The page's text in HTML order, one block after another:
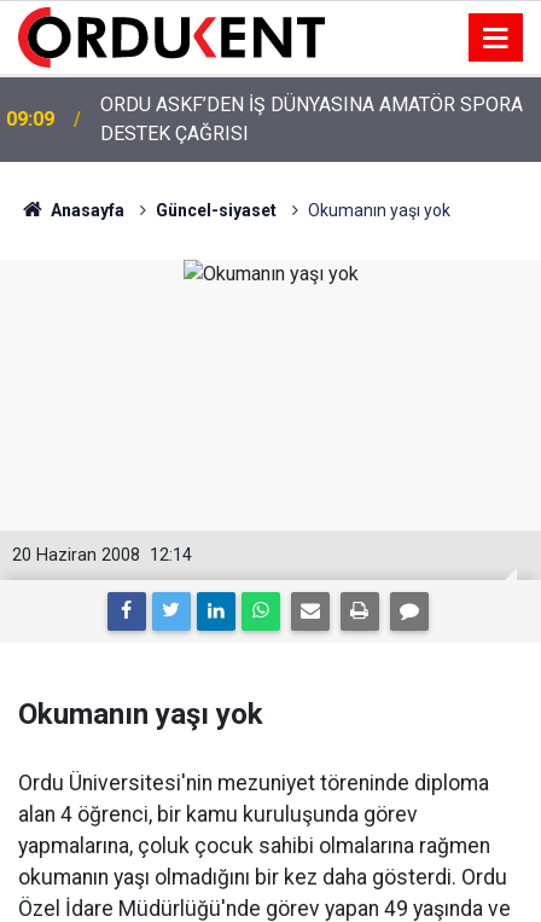
09:09
ORDU ASKF’DEN İŞ DÜNYASINA AMATÖR SPORA
DESTEK ÇAĞRISI
13:00
YUH ARTIK! KARLIBEL, TURİZM BAHANESİYLE
AKYAZI'DA IŞGALCİLERİ SAVUNUYOR!
Anasayfa Güncel-siyaset Okumanın yaşı yok
12:14
20 Haziran 2008
Okumanın yaşı yok
Ordu Üniversitesi'nin mezuniyet töreninde diploma
alan 4 öğrenci, bir kamu kuruluşunda görev
yapmalarına, çoluk çocuk sahibi olmalarına rağmen
okumanın yaşı olmadığını bir kez daha gösterdi. Ordu
Özel İdare Müdürlüğü'nde görev yapan 49 yaşında ve